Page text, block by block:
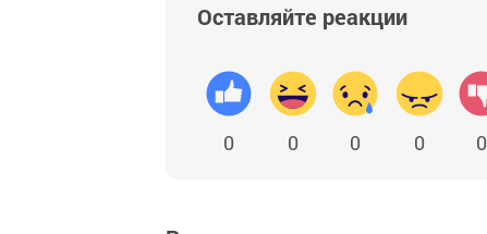
Оставляйте реакции
0 0 0 0 0